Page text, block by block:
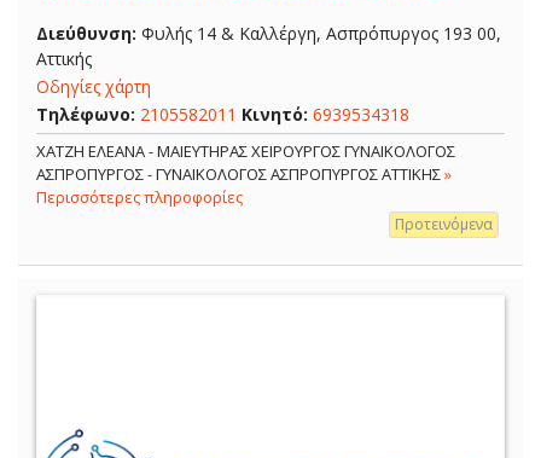
Διεύθυνση: Φυλής 14 & Καλλέργη, Ασπρόπυργος 193 00,
Αττικής
Οδηγίες χάρτη
Τηλέφωνο: 2105582011 Κινητό: 6939534318
ΧΑΤΖΗ ΕΛΕΑΝΑ - ΜΑΙΕΥΤΗΡΑΣ ΧΕΙΡΟΥΡΓΟΣ ΓΥΝΑΙΚΟΛΟΓΟΣ
ΑΣΠΡΟΠΥΡΓΟΣ - ΓΥΝΑΙΚΟΛΟΓΟΣ ΑΣΠΡΟΠΥΡΓΟΣ ΑΤΤΙΚΗΣ»
Περισσότερες πληροφορίες
Προτεινόμενα